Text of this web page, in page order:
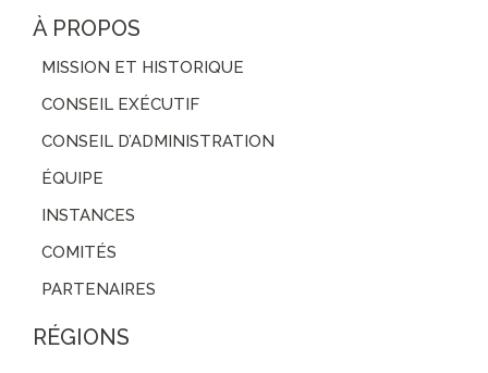
À PROPOS
MISSION ET HISTORIQUE
CONSEIL EXÉCUTIF
CONSEIL D’ADMINISTRATION
ÉQUIPE
INSTANCES
COMITÉS
PARTENAIRES
RÉGIONS